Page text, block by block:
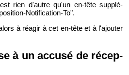
rien d'autre qu'un en-tête sup­plé­
No­ti­fi­ca­tion-To".
à ré­agir à cet en-tête et à l'ajou­ter
à un ac­cusé de ré­cep­